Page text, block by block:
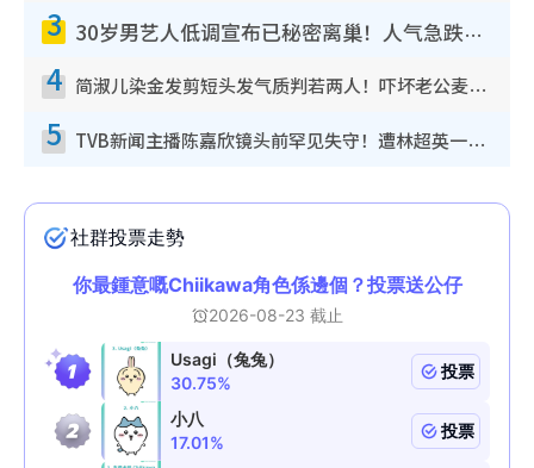
3 30岁男艺人低调宣布已秘密离巢！人气急跌变失踪人口：“这几年过得并不容易”
4 简淑儿染金发剪短头发气质判若两人！吓坏老公麦大力都认不出：“你做什么？”
5 TVB新闻主播陈嘉欣镜头前罕见失守！遭林超英一句话突袭吓坏当场大笑